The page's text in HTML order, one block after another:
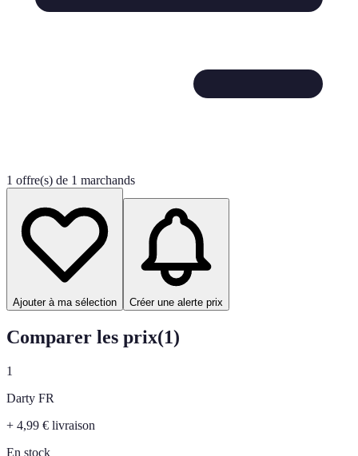
1 offre(s) de 1 marchands
Ajouter à ma sélection Créer une alerte prix
Comparer les prix(1)
1
Darty FR
+ 4,99 € livraison
En stock